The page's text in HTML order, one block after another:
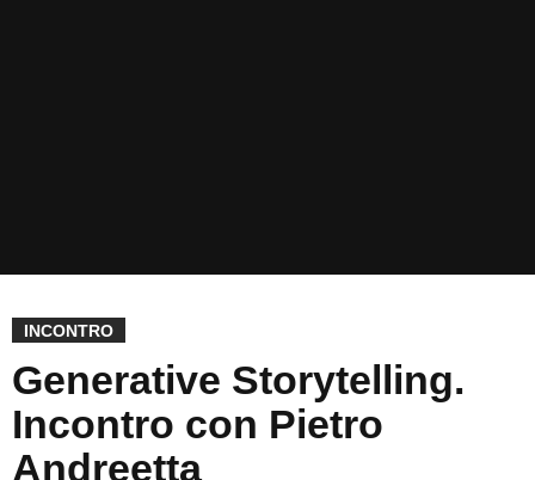
INCONTRO
Generative Storytelling.
Incontro con Pietro
Andreetta